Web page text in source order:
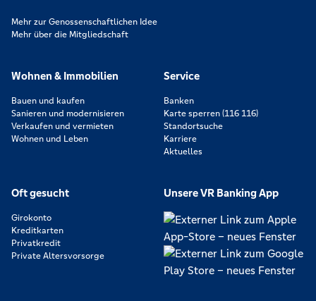
Mehr zur Genossenschaftlichen Idee
Mehr über die Mitgliedschaft
Wohnen & Immobilien
Bauen und kaufen
Sanieren und modernisieren
Verkaufen und vermieten
Wohnen und Leben
Service
Banken
Karte sperren (116 116)
Standortsuche
Karriere
Aktuelles
Oft gesucht
Girokonto
Kreditkarten
Privatkredit
Private Altersvorsorge
Unsere VR Banking App